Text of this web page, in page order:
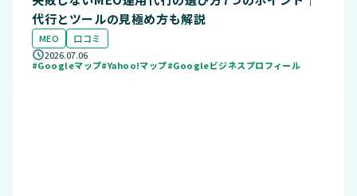
代行とツールの見極め方も解説
MEO
口コミ
2026.07.06
#Googleマップ#Yahoo!マップ#Googleビジネスプロフィール